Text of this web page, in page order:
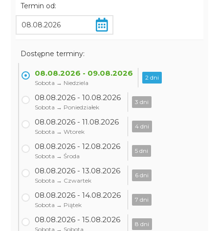
Termin od:
Dostępne terminy:
08.08.2026 - 09.08.2026
Sobota → Niedziela
2 dni
08.08.2026 - 10.08.2026
Sobota → Poniedziałek
3 dni
08.08.2026 - 11.08.2026
Sobota → Wtorek
4 dni
08.08.2026 - 12.08.2026
Sobota → Środa
5 dni
08.08.2026 - 13.08.2026
Sobota → Czwartek
6 dni
08.08.2026 - 14.08.2026
Sobota → Piątek
7 dni
08.08.2026 - 15.08.2026
Sobota → Sobota
8 dni